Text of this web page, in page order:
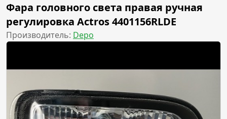
Фара головного света правая ручная
регулировка Actros 4401156RLDE
Производитель: Depo